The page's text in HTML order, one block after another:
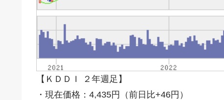
【ＫＤＤＩ ２年週足】
・現在価格：4,435円（前日比+46円）